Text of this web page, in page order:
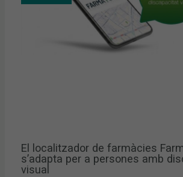
El localitzador de farmàcies
s’adapta per a persones amb
visual